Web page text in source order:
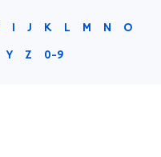
I J K L M N
O
Y Z 0-9